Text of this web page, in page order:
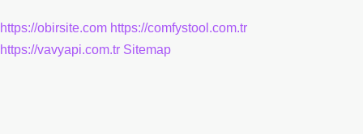
https://obirsite.com https://comfystool.com.tr
https://vavyapi.com.tr Sitemap